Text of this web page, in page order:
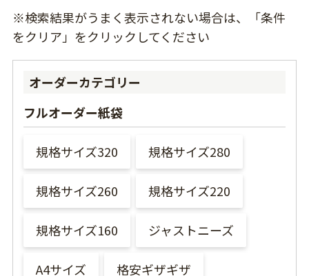
※検索結果がうまく表示されない場合は、「条件
をクリア」をクリックしてください
オーダーカテゴリー
フルオーダー紙袋
規格サイズ320 規格サイズ280
規格サイズ260 規格サイズ220
規格サイズ160 ジャストニーズ
A4サイズ 格安ギザギザ